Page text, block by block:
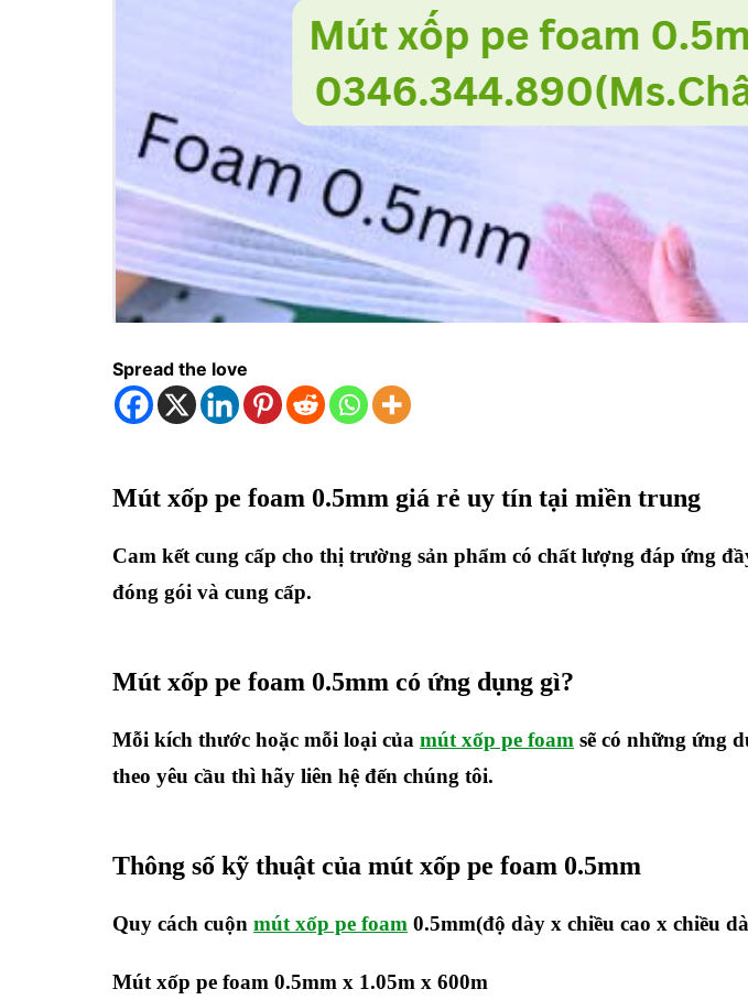
Spread the love
Mút xốp pe foam 0.5mm giá rẻ uy tín tại miền trung
Cam kết cung cấp cho thị trường sản phẩm có chất lượng đáp ứng
đóng gói và cung cấp.
Mút xốp pe foam 0.5mm có ứng dụng gì?
Mỗi kích thước hoặc mỗi loại của mút xốp pe foam sẽ có những ứng
theo yêu cầu thì hãy liên hệ đến chúng tôi.
Thông số kỹ thuật của mút xốp pe foam 0.5mm
Quy cách cuộn mút xốp pe foam 0.5mm(độ dày x chiều cao x chiều
Mút xốp pe foam 0.5mm x 1.05m x 600m